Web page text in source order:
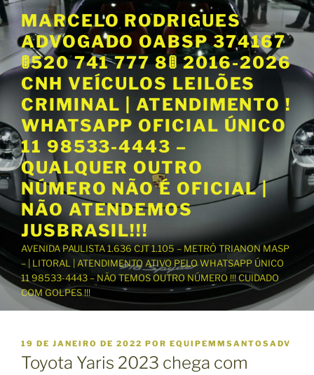
P
u
a
r
r
a
o
c
o
n
t
ú
d
MARCELO RODRIGUES
ADVOGADO OABSP 374167
🚦520 741 777 8🚦 2016-2026
CNH VEÍCULOS LEILÕES
CRIMINAL | ATENDIMENTO !
WHATSAPP OFICIAL ÚNICO
11 98533-4443 –
QUALQUER OUTRO
NÚMERO NÃO É OFICIAL |
NÃO ATENDEMOS
JUSBRASIL!!!
AVENIDA PAULISTA 1.636 CJT 1.105 – METRÔ TRIANON MASP
– | LITORAL | ATENDIMENTO ATIVO PELO WHATSAPP ÚNICO
11 98533-4443 – NÃO TEMOS OUTRO NÚMERO !!! CUIDADO
COM GOLPES !!!
P
U
B
19 DE JANEIRO DE 2022 POR EQUIPEMMSANTOSADV
Toyota Yaris 2023 chega com